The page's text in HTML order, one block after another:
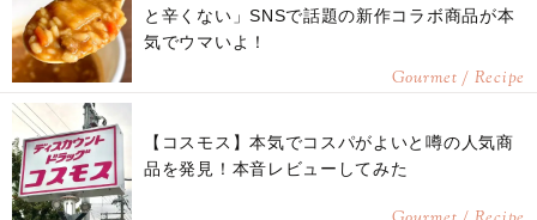
と辛くない」SNSで話題の新作コラボ商品が本
気でウマいよ！
Gourmet / Recipe
【コスモス】本気でコスパがよいと噂の人気商
品を発見！本音レビューしてみた